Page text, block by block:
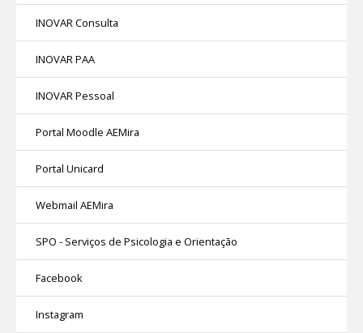
INOVAR Consulta
INOVAR PAA
INOVAR Pessoal
Portal Moodle AEMira
Portal Unicard
Webmail AEMira
SPO - Serviços de Psicologia e Orientação
Facebook
Instagram